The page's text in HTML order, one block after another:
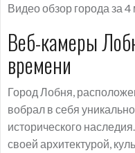
Видео обзор города за 4
Веб-камеры
времени
Город Лобня,
вобрал в себя
исторического
своей архитектурой,